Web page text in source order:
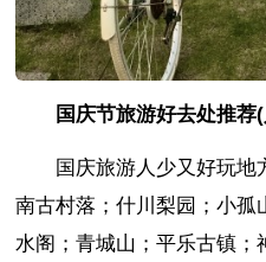
国庆节旅游好去处推荐
国庆旅游人少又好玩
南古村落；什川梨园；小孤
水阁；青城山；平乐古镇；